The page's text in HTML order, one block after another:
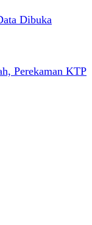
Dibuka
Perekaman KTP